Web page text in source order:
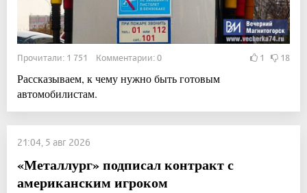
Прочитали: 1 751 Комментарии: 0 1 18
Рассказываем, к чему нужно быть готовым
автомобилистам.
21:04, 5 авг 2026
«Металлург» подписал контракт с
американским игроком